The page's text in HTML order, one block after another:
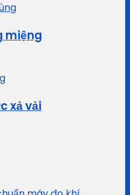
miệng
xả vải